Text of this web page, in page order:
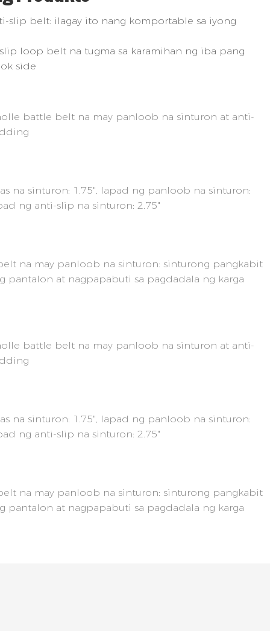
slip belt: ilagay ito nang komportable sa iyong
loop belt na tugma sa karamihan ng iba pang
side
battle belt na may panloob na sinturon at anti-
na sinturon: 1.75", lapad ng panloob na sinturon:
ng anti-slip na sinturon: 2.75"
na may panloob na sinturon: sinturong pangkabit
pantalon at nagpapabuti sa pagdadala ng karga
battle belt na may panloob na sinturon at anti-
na sinturon: 1.75", lapad ng panloob na sinturon:
ng anti-slip na sinturon: 2.75"
na may panloob na sinturon: sinturong pangkabit
pantalon at nagpapabuti sa pagdadala ng karga